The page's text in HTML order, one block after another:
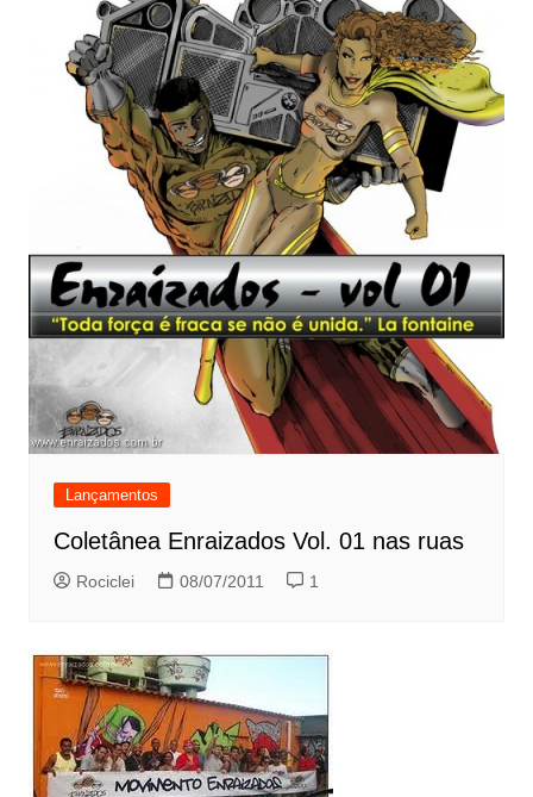
Lançamentos
Coletânea Enraizados Vol. 01 nas ruas
Rociclei 08/07/2011 1